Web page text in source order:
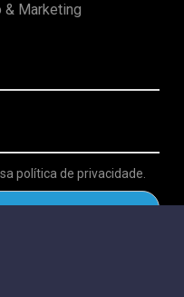
& Marketing
política de privacidade.